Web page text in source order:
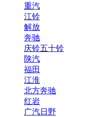
重汽
江铃
解放
奔驰
庆铃五十铃
陕汽
福田
江淮
北方奔驰
红岩
广汽日野